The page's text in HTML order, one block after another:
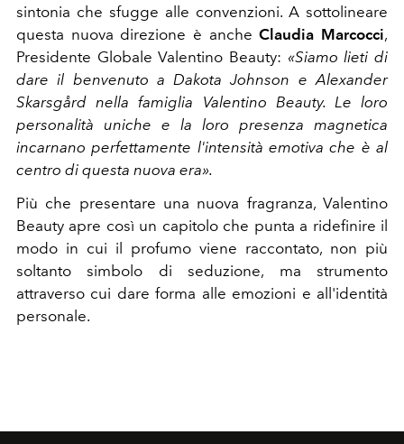
sintonia che sfugge alle convenzioni. A sottolineare
questa nuova direzione è ancheClaudia Marcocci,
Presidente Globale Valentino Beauty: «Siamo lieti di
dare il benvenuto a Dakota Johnson e Alexander
Skarsgård nella famiglia Valentino Beauty. Le loro
personalità uniche e la loro presenza magnetica
incarnano perfettamente l'intensità emotiva che è al
centro di questa nuova era».
Più che presentare una nuova fragranza, Valentino
Beauty apre così un capitolo che punta a ridefinire il
modo in cui il profumo viene raccontato, non più
soltanto simbolo di seduzione, ma strumento
attraverso cui dare forma alle emozioni e all'identità
personale.